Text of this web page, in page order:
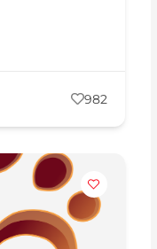
982